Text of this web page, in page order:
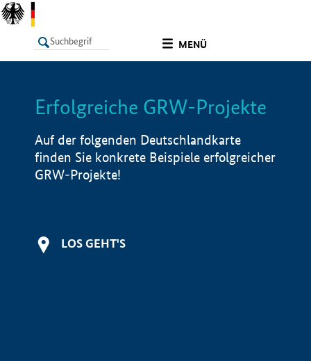
MENÜ
LISTE Info
Erfolgreiche GRW-Projekte
Auf der folgenden Deutschlandkarte
finden Sie konkrete Beispiele erfolgreicher
GRW-Projekte!
LOS GEHT'S